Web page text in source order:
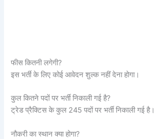
फीस कितनी लगेगी?
इस भर्ती के लिए कोई आवेदन शुल्क नहीं देना होगा।
कुल कितने पदों पर भर्ती निकाली गई है?
ट्रेड प्रैक्टिस के कुल 245 पदों पर भर्ती निकाली गई है।
नौकरी का स्थान क्या होगा?